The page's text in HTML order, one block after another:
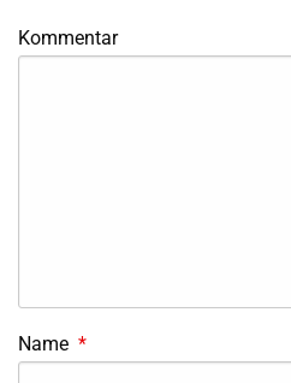
Kommentar
Name *